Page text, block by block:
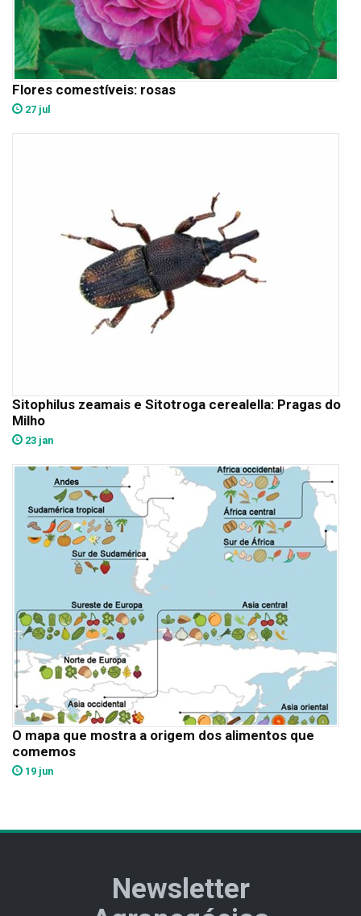
Flores comestíveis: rosas
27 jul
Sitophilus zeamais e Sitotroga cerealella: Pragas do
Milho
23 jan
O mapa que mostra a origem dos alimentos que
comemos
19 jun
Newsletter